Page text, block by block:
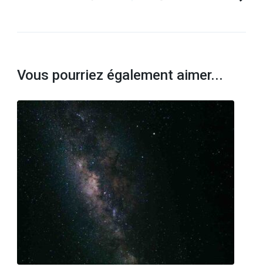
Vous pourriez également aimer...